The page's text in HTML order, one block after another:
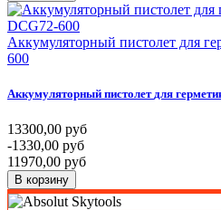
Аккумуляторный пистолет для
600
Аккумуляторный пистолет для
13300,00 руб
-1330,00 руб
11970,00 руб
В корзину